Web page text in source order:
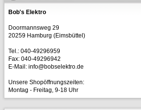
Bob's Elektro
Doormannsweg 29
20259 Hamburg (Eimsbüttel)
Tel.: 040-49296959
Fax: 040-49296942
E-Mail: info@bobselektro.de
Unsere Shopöffnungszeiten:
Montag - Freitag, 9-18 Uhr